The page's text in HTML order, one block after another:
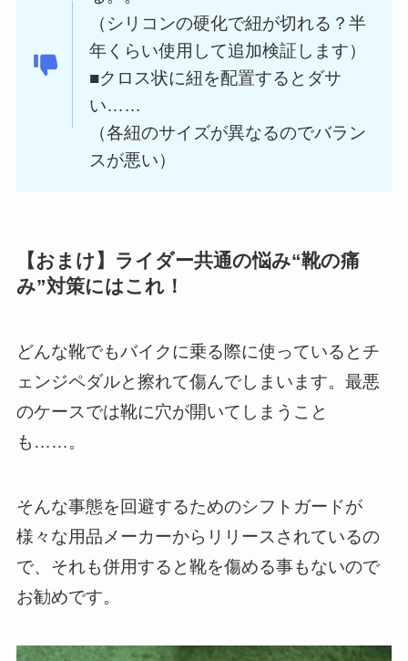
（シリコンの硬化で紐が切れる？半
年くらい使用して追加検証します）
■クロス状に紐を配置するとダサ
い……
（各紐のサイズが異なるのでバラン
スが悪い）
【おまけ】ライダー共通の悩み“靴の痛
み”対策にはこれ！
どんな靴でもバイクに乗る際に使っているとチ
ェンジペダルと擦れて傷んでしまいます。最悪
のケースでは靴に穴が開いてしまうこと
も……。
そんな事態を回避するためのシフトガードが
様々な用品メーカーからリリースされているの
で、それも併用すると靴を傷める事もないので
お勧めです。